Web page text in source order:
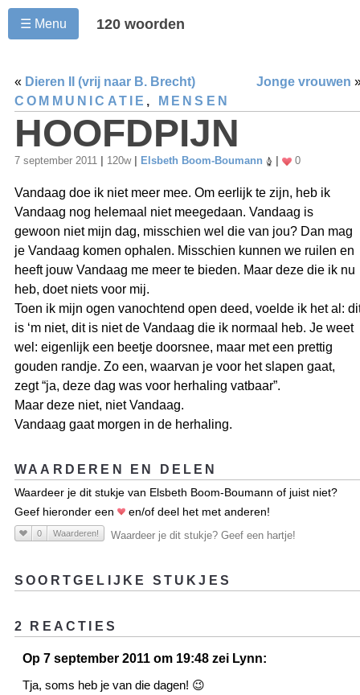
☰ Menu 120 woorden
« Dieren II (vrij naar B. Brecht) Jonge vrouwen
COMMUNICATIE , MENSEN
HOOFDPIJN
7 september 2011 120w Elsbeth Boom-Boumann 0
Vandaag doe ik niet meer mee. Om eerlijk te zijn, heb ik
Vandaag nog helemaal niet meegedaan. Vandaag is
gewoon niet mijn dag, misschien wel die van jou? Dan mag
je Vandaag komen ophalen. Misschien kunnen we ruilen en
heeft jouw Vandaag me meer te bieden. Maar deze die ik nu
heb, doet niets voor mij.
Toen ik mijn ogen vanochtend open deed, voelde ik het al:
is ‘m niet, dit is niet de Vandaag die ik normaal heb. Je weet
wel: eigenlijk een beetje doorsnee, maar met een prettig
gouden randje. Zo een, waarvan je voor het slapen gaat,
zegt “ja, deze dag was voor herhaling vatbaar”.
Maar deze niet, niet Vandaag.
Vandaag gaat morgen in de herhaling.
WAARDEREN EN DELEN
Waardeer je dit stukje van Elsbeth Boom-Boumann of juist niet?
Geef hieronder een
en/of deel het met anderen!
0 Waarderen! Waardeer je dit stukje? Geef een hartje!
SOORTGELIJKE STUKJES
2 REACTIES
Op 7 september 2011 om 19:48 zei Lynn:
Tja, soms heb je van die dagen! 😉